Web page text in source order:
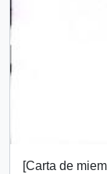
[Carta de